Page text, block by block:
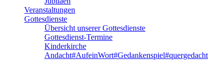
Veranstaltungen
Gottesdienste
Übersicht unserer Gottesdienste
Gottesdienst-Termine
Kinderkirche
Andacht#AufeinWort#Gedankenspiel#quergedacht